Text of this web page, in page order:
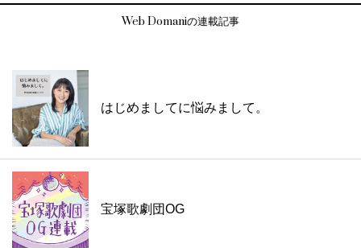
Web Domaniの連載記事
はじめましてに悩みまして。
宝塚歌劇団OG